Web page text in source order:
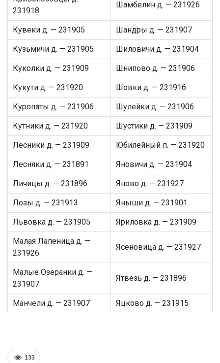
231918
Шамбелин д. — 231926
Кувеки д. — 231905 Шандры д. — 231907
Кузьмичи д. — 231905 Шиловичи д. — 231904
Куколки д. — 231909 Шнипово д. — 231906
Кукути д. — 231920 Шовки д. — 231916
Куропаты д. — 231906 Шулейки д. — 231906
Кутники д. — 231920 Шустики д. — 231909
Лесники д. — 231909 Юбилейный п. — 231920
Лесняки д. — 231891 Яновичи д. — 231904
Личицы д. — 231896 Яново д. — 231927
Лозы д. — 231913 Яныши д. — 231901
Львовка д. — 231905 Яриловка д. — 231909
Малая Лапеница д. —
231926
Ясеновица д. — 231927
Малые Озеранки д. —
231907
Ятвезь д. — 231896
Манчели д. — 231907 Яцково д. — 231915
133